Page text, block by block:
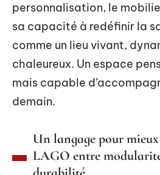
personnalisation, le
sa capacité à redéfinir la
comme un lieu vivant,
chaleureux. Un espace
mais capable
demain.
Un langage pour
LAGO entre